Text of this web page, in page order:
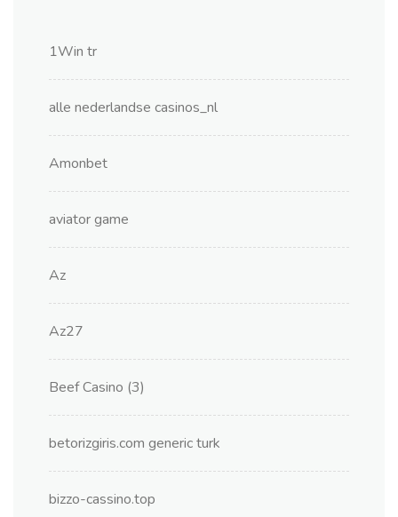
1Win tr
alle nederlandse casinos_nl
Amonbet
aviator game
Az
Az27
Beef Casino (3)
betorizgiris.com generic turk
bizzo-cassino.top